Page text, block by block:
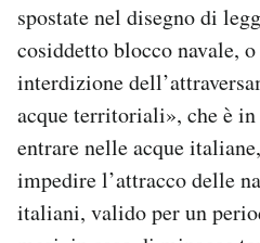
spostate nel disegno di
cosiddetto blocco navale,
interdizione
acque territoriali», che è
entrare nelle acque
impedire l’attracco delle
italiani, valido per un